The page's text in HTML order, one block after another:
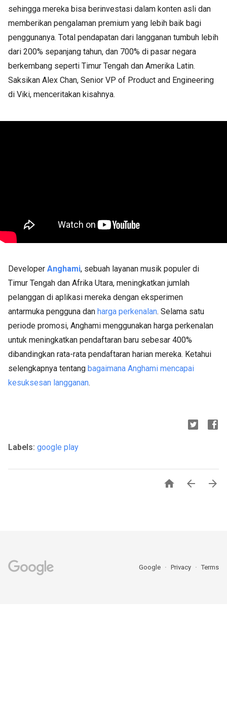
sehingga mereka bisa berinvestasi dalam konten asli dan
memberikan pengalaman premium yang lebih baik bagi
penggunanya. Total pendapatan dari langganan tumbuh lebih
dari 200% sepanjang tahun, dan 700% di pasar negara
berkembang seperti Timur Tengah dan Amerika Latin.
Saksikan Alex Chan, Senior VP of Product and Engineering
di Viki, menceritakan kisahnya.
Developer Anghami, sebuah layanan musik populer di
Timur Tengah dan Afrika Utara, meningkatkan jumlah
pelanggan di aplikasi mereka dengan eksperimen
antarmuka pengguna dan harga perkenalan. Selama satu
periode promosi, Anghami menggunakan harga perkenalan
untuk meningkatkan pendaftaran baru sebesar 400%
dibandingkan rata-rata pendaftaran harian mereka. Ketahui
selengkapnya tentang bagaimana Anghami mencapai
kesuksesan langganan.
Labels: google play
  
Google Privacy Terms